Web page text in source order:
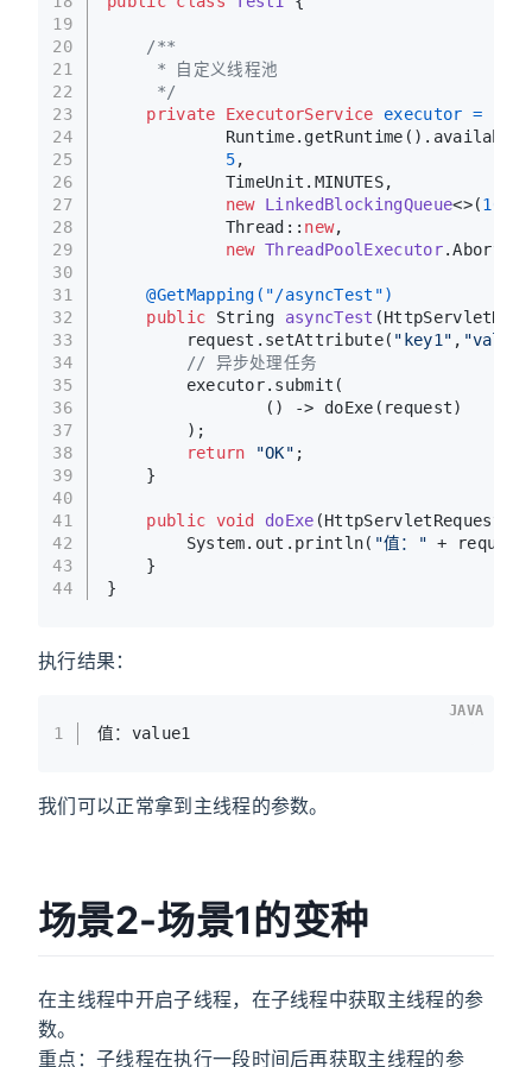
19
20
21
22
23
24
25
26
27
28
29
30
31
32
33
34
35
36
37
38
39
40
41
42
43
44
/**
     * 自定义线程池
     */
private
ExecutorService executor =
5,
            TimeUnit.MINUTES,
new LinkedBlockingQueue<>(100
            Thread::
new,
new ThreadPoolExecutor
@GetMapping("/asyncTest")
public String asyncTest
        request.setAttribute(
"key1" ,
// 异步处理任务
        executor.submit(
                () -> doExe(request)
        );
return
"OK" ;
    }
public void doExe (HttpServletRequest
        System.out.println(
"值：" +
    }
}
执行结果：
1 值：value1
JAVA
我们可以正常拿到主线程的参数。
场景2-场景1的变种
在主线程中开启子线程，在子线程中获取主线程的参
数。
重点：子线程在执行一段时间后再获取主线程的参